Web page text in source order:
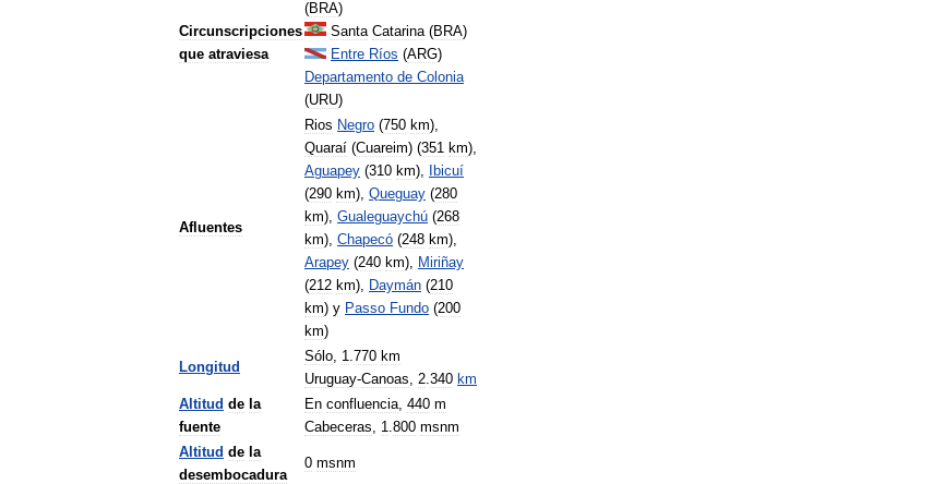
Circunscripciones
que atraviesa
(BRA)
Santa Catarina(BRA)
Entre Ríos (ARG)
Departamento de Colonia
(URU)
Afluentes
Rios Negro (750 km),
Quaraí (Cuareim) (351 km),
Aguapey (310 km),
Ibicuí
(290 km), Queguay (280
km), Gualeguaychú (268
km), Chapecó (248 km),
Arapey (240 km), Miriñay
(212 km), Daymán (210
km) y Passo Fundo (200
km)
Longitud
Sólo, 1. 770 km
Uruguay-Canoas, 2.340 km
Altitud de la
fuente
En confluencia, 440 m
Cabeceras, 1.800 msnm
Altitud de la
desembocadura
0 msnm